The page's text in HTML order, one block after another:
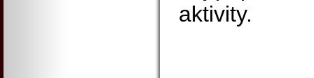
aktivity.